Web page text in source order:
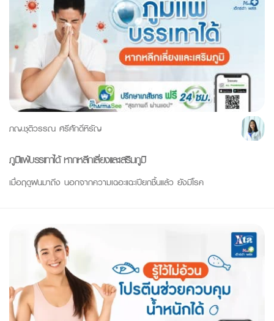
ภญ.ชุติวรรณ ศรีศักดิ์หิรัญ
ภูมิแพ้บรรเทาได้ หากหลีกเลี่ยงและเสริมภูมิ
เมื่อฤดูฝนมาถึง นอกจากความเฉอะแฉะเปียกชื้นแล้ว ยังมีโรค